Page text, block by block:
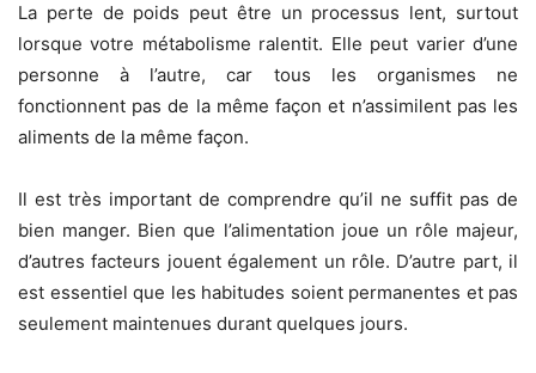
La perte de poids peut être un processus lent, surtout
lorsque votre métabolisme ralentit. Elle peut varier d’une
personne à l’autre, car tous les organismes ne
fonctionnent pas de la même façon et n’assimilent pas les
aliments de la même façon.
Il est très important de comprendre qu’il ne suffit pas de
bien manger. Bien que l’alimentation joue un rôle majeur,
d’autres facteurs jouent également un rôle. D’autre part, il
est essentiel que les habitudes soient permanentes et pas
seulement maintenues durant quelques jours.